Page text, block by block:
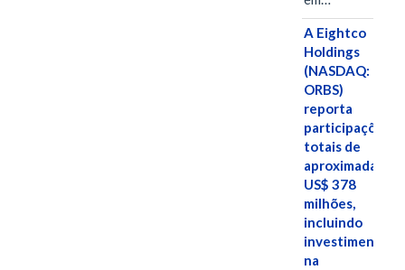
A Eightco
Holdings
(NASDAQ:
ORBS)
reporta
participações
totais de
US$ 378
milhões,
incluindo
investimentos
na